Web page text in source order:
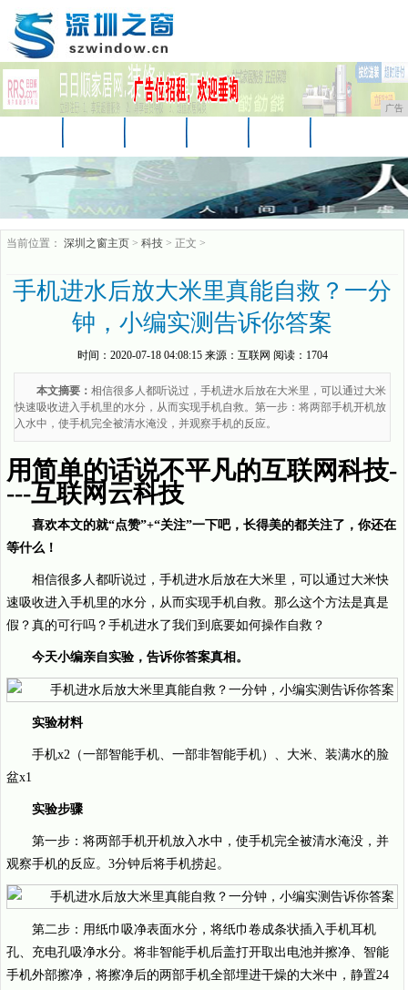
广告
家居 教育
当前位置： 深圳之窗主页 > 科技 > 正文 >
手机进水后放大米里真能自救？一分
钟，小编实测告诉你答案
时间： 2020-07-18 04:08:15来源： 互联网 阅读：1704
本文摘要： 相信很多人都听说过，手机进水后放在大米里，可以通过大米
快速吸收进入手机里的水分，从而实现手机自救。第一步：将两部手机开机放
入水中，使手机完全被清水淹没，并观察手机的反应。
用简单的话说不平凡的互联网科技-
---互联网云科技
喜欢本文的就“点赞”+“关注”一下吧，长得美的都关注了，你还在
等什么！
相信很多人都听说过，手机进水后放在大米里，可以通过大米快
速吸收进入手机里的水分，从而实现手机自救。那么这个方法是真是
假？真的可行吗？手机进水了我们到底要如何操作自救？
今天小编亲自实验，告诉你答案真相。
实验材料
手机x2（一部智能手机、一部非智能手机）、大米、装满水的脸
盆x1
实验步骤
第一步：将两部手机开机放入水中，使手机完全被清水淹没，并
观察手机的反应。3分钟后将手机捞起。
第二步：用纸巾吸净表面水分，将纸巾卷成条状插入手机耳机
孔、充电孔吸净水分。将非智能手机后盖打开取出电池并擦净、智能
手机外部擦净，将擦净后的两部手机全部埋进干燥的大米中，静置24